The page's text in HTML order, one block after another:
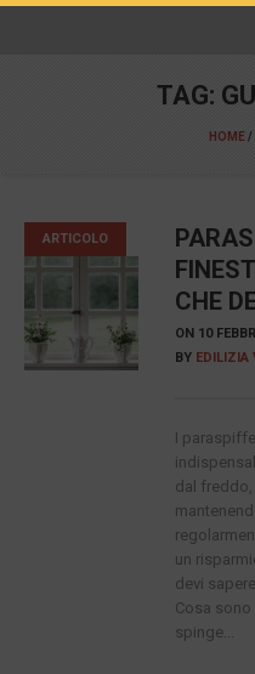
TAG:
HOME/
ARTICOLO
CHE
ON 10
BY EDILIZIA
I
dal freddo,
un
devi
Cosa
spinge...